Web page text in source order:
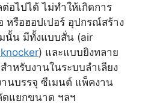
อไปได้ ไม่ทำให้เกิดการ
หรือฮอปเปอร์ อุปกรณ์สร้าง
นั้น มีทั้งแบบสั่น (air
) และแบบยิงทลาย
หรับงานในระบบลำเลียง
นบรรจุ ซีเมนต์ แพ็คงาน
ดแยกขนาด ฯลฯ